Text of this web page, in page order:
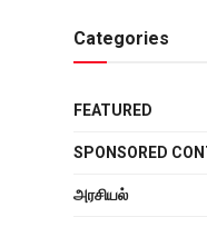
Categories
FEATURED
SPONSORED
அரசியல்